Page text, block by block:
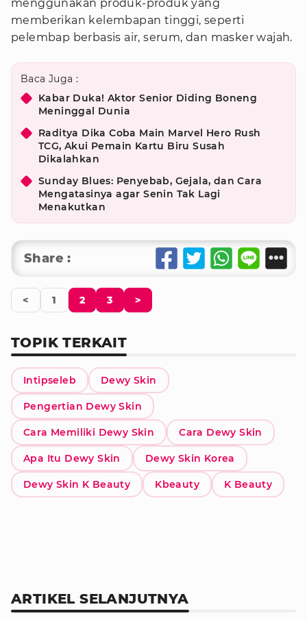
menggunakan produk-produk yang
memberikan kelembapan tinggi, seperti
pelembap berbasis air, serum, dan masker wajah.
Baca Juga :
Kabar Duka! Aktor Senior Diding Boneng
Meninggal Dunia
Raditya Dika Coba Main Marvel Hero Rush
TCG, Akui Pemain Kartu Biru Susah
Dikalahkan
Sunday Blues: Penyebab, Gejala, dan Cara
Mengatasinya agar Senin Tak Lagi
Menakutkan
Share :
< 1 2 3 >
TOPIK TERKAIT
Intipseleb Dewy Skin
Pengertian Dewy Skin
Cara Memiliki Dewy Skin Cara Dewy Skin
Apa Itu Dewy Skin Dewy Skin Korea
Dewy Skin K Beauty Kbeauty K Beauty
ARTIKEL SELANJUTNYA